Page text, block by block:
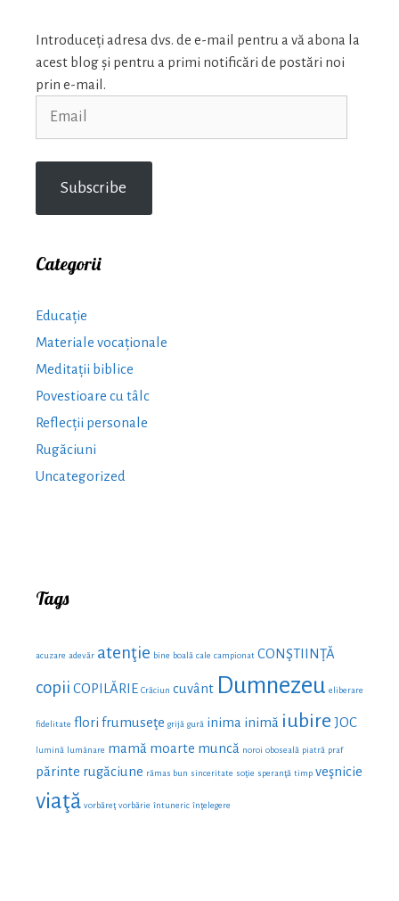
Introduceți adresa dvs. de e-mail pentru a vă abona la
acest blog și pentru a primi notificări de postări noi
prin e-mail.
Subscribe
Categorii
Educație
Materiale vocaționale
Meditații biblice
Povestioare cu tâlc
Reflecții personale
Rugăciuni
Uncategorized
Tags
acuzare adevăr atenţie bine boală cale campionat CONŞTIINŢĂ
copii COPILĂRIE Crăciun cuvânt Dumnezeu eliberare
fidelitate flori frumuseţe grijă gură inima inimă iubire JOC
lumină lumânare mamă moarte muncă noroi oboseală piatră praf
părinte rugăciune rămas bun sinceritate soţie speranţă timp veşnicie
viaţă vorbăreţ vorbărie întuneric înţelegere